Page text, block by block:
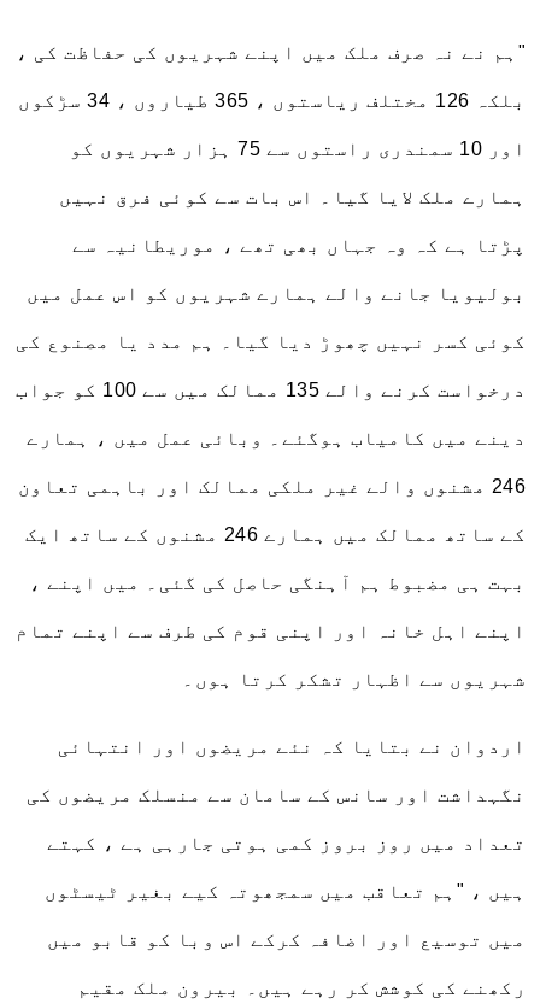
"ہم نے نہ صرف ملک میں اپنے شہریوں کی حفاظت کی ،
بلکہ 126 مختلف ریاستوں ، 365 طیاروں ، 34 سڑکوں
اور 10 سمندری راستوں سے 75 ہزار شہریوں کو
ہمارے ملک لایا گیا۔ اس بات سے کوئی فرق نہیں
پڑتا ہے کہ وہ جہاں بھی تھے ، موریطانیہ سے
بولیویا جانے والے ہمارے شہریوں کو اس عمل میں
کوئی کسر نہیں چھوڑ دیا گیا۔ ہم مدد یا مصنوع کی
درخواست کرنے والے 135 ممالک میں سے 100 کو جواب
دینے میں کامیاب ہوگئے۔ وبائی عمل میں ، ہمارے
246 مشنوں والے غیر ملکی ممالک اور باہمی تعاون
کے ساتھ ممالک میں ہمارے 246 مشنوں کے ساتھ ایک
بہت ہی مضبوط ہم آہنگی حاصل کی گئی۔ میں اپنے ،
اپنے اہل خانہ اور اپنی قوم کی طرف سے اپنے تمام
شہریوں سے اظہار تشکر کرتا ہوں۔
اردوان نے بتایا کہ نئے مریضوں اور انتہائی
نگہداشت اور سانس کے سامان سے منسلک مریضوں کی
تعداد میں روز بروز کمی ہوتی جارہی ہے ، کہتے
ہیں ، "ہم تعاقب میں سمجھوتہ کیے بغیر ٹیسٹوں
میں توسیع اور اضافہ کرکے اس وبا کو قابو میں
رکھنے کی کوشش کر رہے ہیں۔ بیرون ملک مقیم